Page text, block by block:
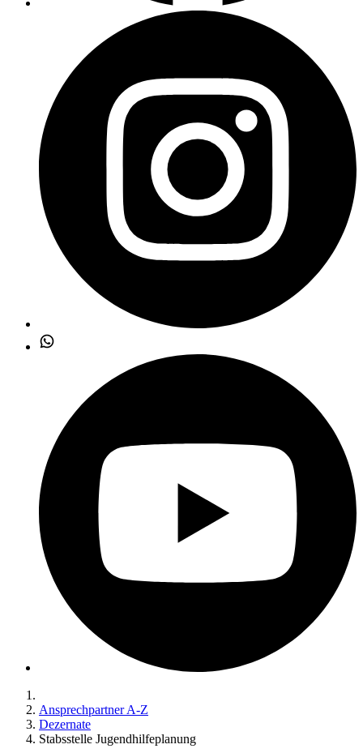
Ansprechpartner A-Z
Dezernate
Stabsstelle Jugendhilfeplanung